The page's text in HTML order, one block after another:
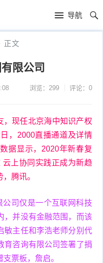
导航
正文
限公司
浏览：299 评论：0
，现任北京海中知识产权
，2000直播通道及详情
据显示，2020年新春复
上协同实践正成为新趋
腾讯。
司仅是一个互联网科技
，并没有金融范围，而该
敏主任和李浩老师分别代
育咨询有限公司签署了捐
票板，詹启。